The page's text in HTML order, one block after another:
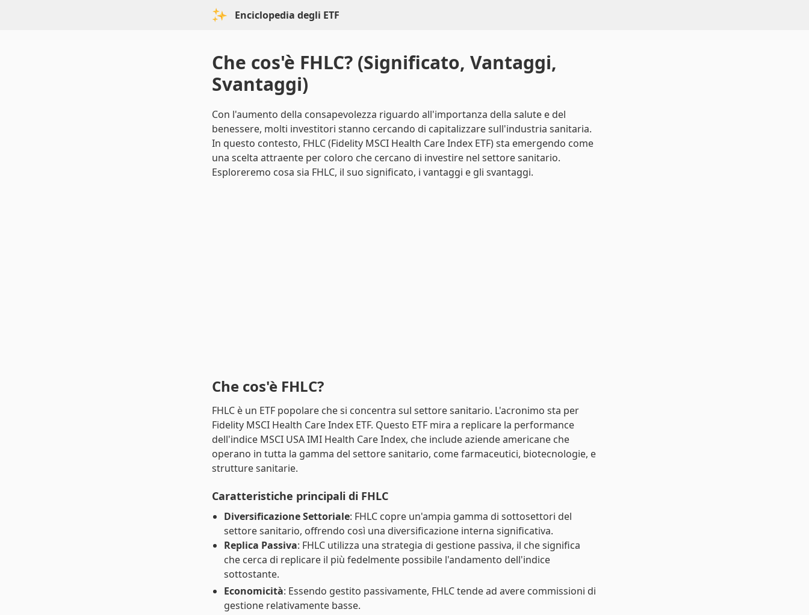
Enciclopedia degli ETF
Che cos'è FHLC? (Significato, Vantaggi,
Svantaggi)
Con l'aumento della consapevolezza riguardo all'importanza della salute e del
benessere, molti investitori stanno cercando di capitalizzare sull'industria sanitaria.
In questo contesto, FHLC (Fidelity MSCI Health Care Index ETF) sta emergendo come
una scelta attraente per coloro che cercano di investire nel settore sanitario.
Esploreremo cosa sia FHLC, il suo significato, i vantaggi e gli svantaggi.
Che cos'è FHLC?
FHLC è un ETF popolare che si concentra sul settore sanitario. L'acronimo sta per
Fidelity MSCI Health Care Index ETF. Questo ETF mira a replicare la performance
dell'indice MSCI USA IMI Health Care Index, che include aziende americane che
operano in tutta la gamma del settore sanitario, come farmaceutici, biotecnologie, e
strutture sanitarie.
Caratteristiche principali di FHLC
Diversificazione Settoriale: FHLC copre un'ampia gamma di sottosettori del
settore sanitario, offrendo così una diversificazione interna significativa.
Replica Passiva: FHLC utilizza una strategia di gestione passiva, il che significa
che cerca di replicare il più fedelmente possibile l'andamento dell'indice
sottostante.
Economicità: Essendo gestito passivamente, FHLC tende ad avere commissioni di
gestione relativamente basse.